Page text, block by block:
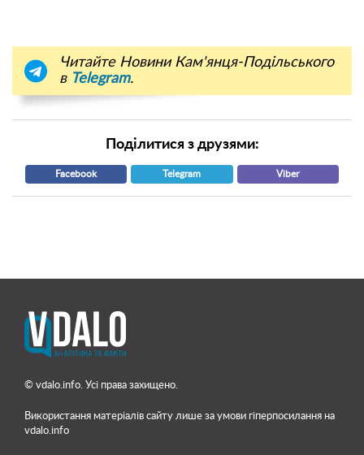
Читайте Новини Кам'янця-Подільського
в Telegram.
Поділитися з друзями:
Facebook Telegram Viber
© vdalo.info. Усі права захищено.
Використання матеріалів сайту лише за умови гіперпосилання на
vdalo.info